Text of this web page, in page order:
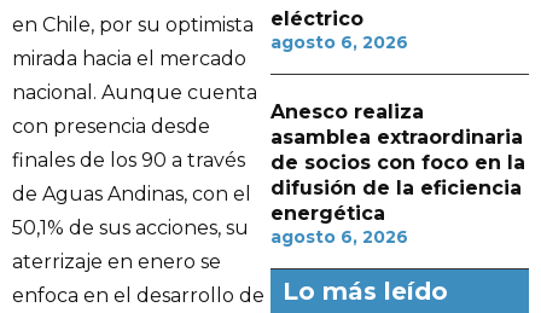
en Chile, por su optimista
mirada hacia el mercado
nacional. Aunque cuenta
con presencia desde
finales de los 90 a través
de Aguas Andinas, con el
50,1% de sus acciones, su
aterrizaje en enero se
enfoca en el desarrollo de
eléctrico
agosto 6, 2026
Anesco realiza
asamblea extraordinaria
de socios con foco en la
difusión de la eficiencia
energética
agosto 6, 2026
Lo más leído